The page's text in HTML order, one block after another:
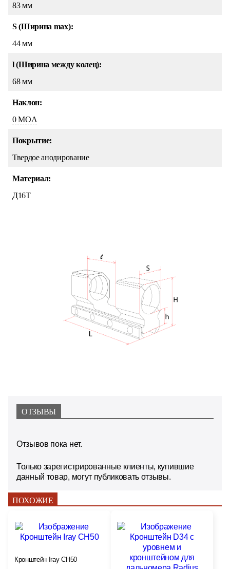
83 мм
S (Ширина max):
44 мм
l (Ширина между колец):
68 мм
Наклон:
0 MOA
Покрытие:
Твердое анодирование
Материал:
Д16Т
ОТЗЫВЫ
Отзывов пока нет.
Только зарегистрированные клиенты, купившие
данный товар, могут публиковать отзывы.
ПОХОЖИЕ
Кронштейн Iray CH50